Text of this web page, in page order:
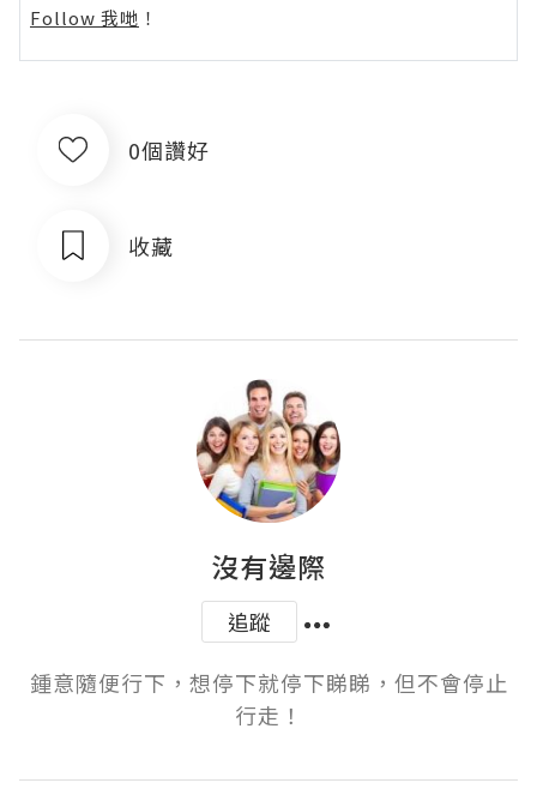
Follow 我哋 ！
0個讚好
收藏
沒有邊際
追蹤
鍾意隨便行下，想停下就停下睇睇，但不會停止
行走！